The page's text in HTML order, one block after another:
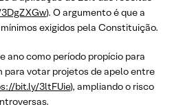
). O argumento é que a
exigidos pela Constituição.
ano como período propício para
para votar projetos de apelo entre
bit.ly/3ltFUie), ampliando o risco